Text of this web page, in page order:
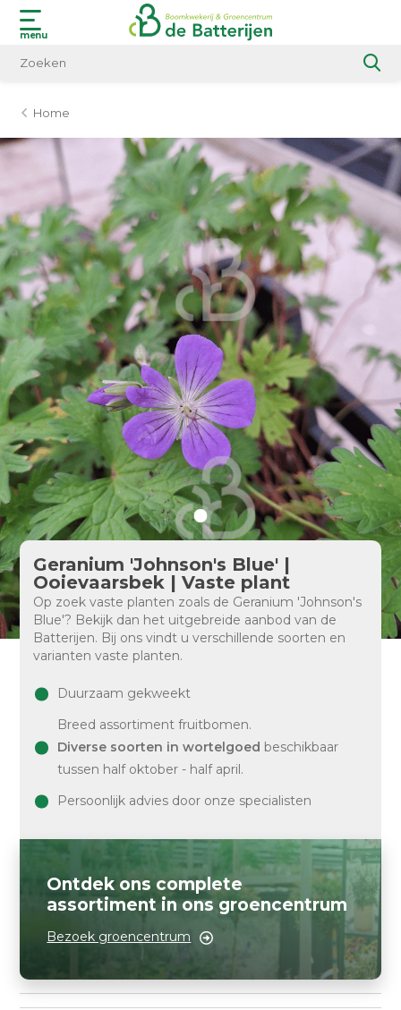
menu
Home
Geranium 'Johnson's Blue' |
Ooievaarsbek | Vaste plant
Op zoek vaste planten zoals de Geranium 'Johnson's
Blue'? Bekijk dan het uitgebreide aanbod van de
Batterijen. Bij ons vindt u verschillende soorten en
varianten vaste planten.
Duurzaam gekweekt
Breed assortiment fruitbomen.
Diverse soorten in wortelgoed beschikbaar
tussen half oktober - half april.
Persoonlijk advies door onze specialisten
Ontdek ons complete
assortiment in ons groencentrum
Bezoek groencentrum